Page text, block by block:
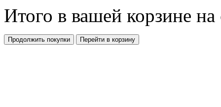
Итого в вашей корзине
Продолжить покупки Перейти в корзину